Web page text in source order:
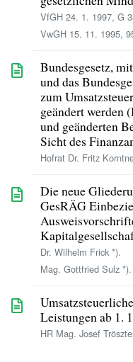
VfGH 24. 1. 1997, G
VwGH 15. 11. 1995,
Bundesgesetz,
und das
zum
geändert werden
und geänderten
Sicht des
Hofrat Dr. Fritz
Die neue
GesRÄG
Dr. Wilhelm Frick *).
Mag. Gottfried Sulz *).
Leistungen ab 1.
HR Mag. Josef